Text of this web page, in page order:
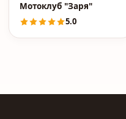
Мотоклуб "Заря"
5.0